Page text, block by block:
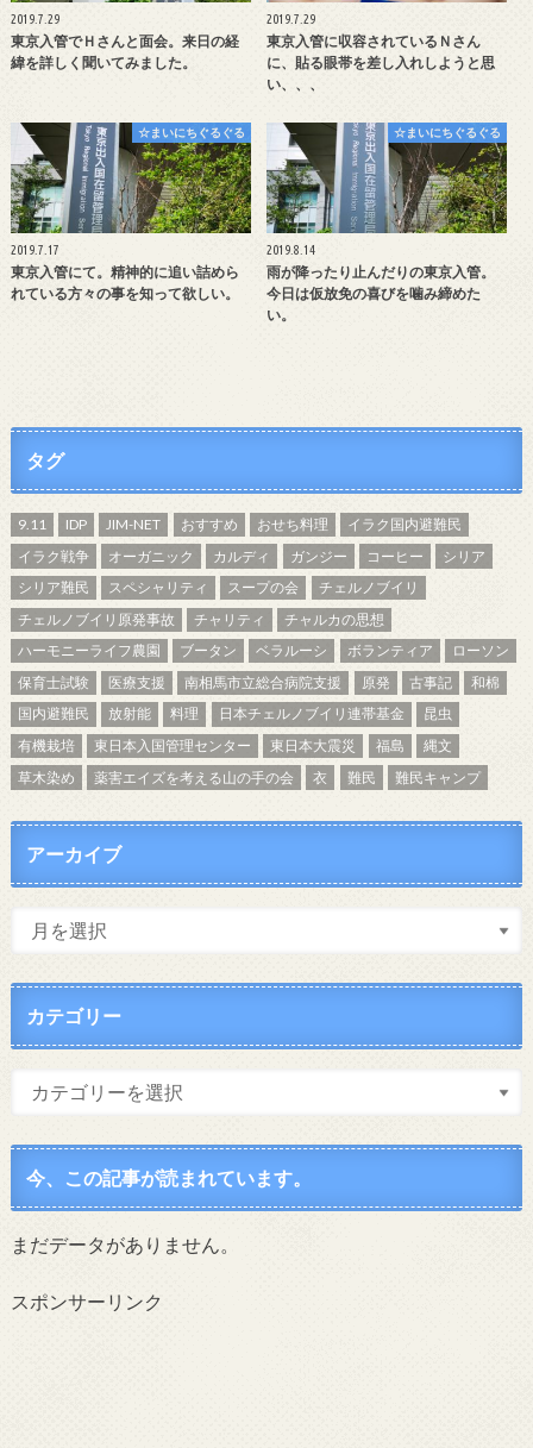
2019.7.29
東京入管でＨさんと面会。来日の経
緯を詳しく聞いてみました。
2019.7.29
東京入管に収容されているＮさん
に、貼る眼帯を差し入れしようと思
い、、、
☆まいにちぐるぐる
2019.7.17
東京入管にて。精神的に追い詰めら
れている方々の事を知って欲しい。
☆まいにちぐるぐる
2019.8.14
雨が降ったり止んだりの東京入管。
今日は仮放免の喜びを噛み締めた
い。
タグ
9.11 IDP JIM-NET おすすめ おせち料理
イラク国内避難民
イラク戦争
オーガニック カルディ ガンジー コーヒー
シリア
シリア難民
スペシャリティ スープの会
チェルノブイリ
チェルノブイリ原発事故
チャリティ
チャルカの思想
ハーモニーライフ農園
ブータン ベラルーシ ボランティア
ローソン
保育士試験
医療支援 南相馬市立総合病院支援 原発 古事記
和棉
国内避難民
放射能 料理 日本チェルノブイリ連帯基金
昆虫
有機栽培
東日本入国管理センター 東日本大震災 福島
縄文
草木染め
薬害エイズを考える山の手の会 衣 難民 難民キャンプ
アーカイブ
カテゴリー
今、この記事が読まれています。
まだデータがありません。
スポンサーリンク